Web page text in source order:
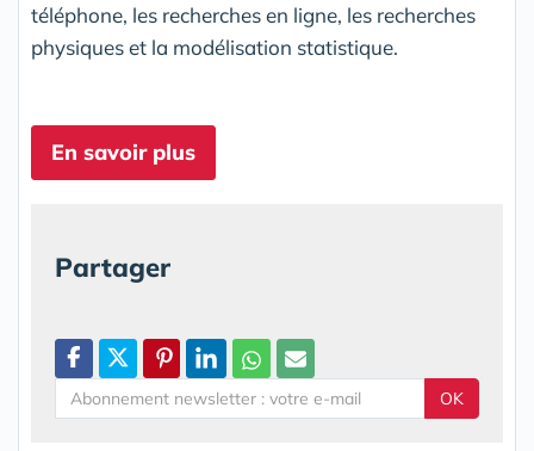
téléphone, les recherches en ligne, les recherches
physiques et la modélisation statistique.
En savoir plus
Partager
OK